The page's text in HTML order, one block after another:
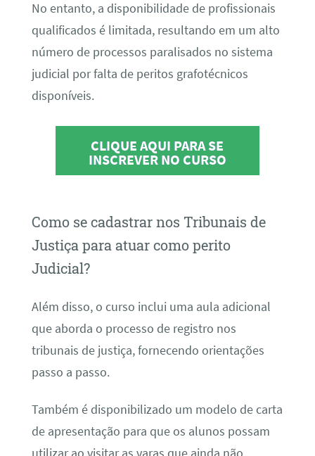
No entanto, a disponibilidade de profissionais
qualificados é limitada, resultando em um alto
número de processos paralisados no sistema
judicial por falta de peritos grafotécnicos
disponíveis.
CLIQUE AQUI PARA SE
INSCREVER NO CURSO
Como se cadastrar nos Tribunais de
Justiça para atuar como perito
Judicial?
Além disso, o curso inclui uma aula adicional
que aborda o processo de registro nos
tribunais de justiça, fornecendo orientações
passo a passo.
Também é disponibilizado um modelo de carta
de apresentação para que os alunos possam